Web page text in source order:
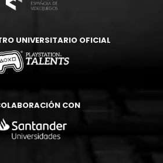
UNIVERSITARIO OFICIAL
CON